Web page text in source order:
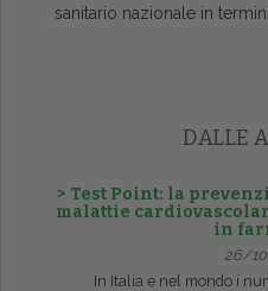
sanitario nazionale in termini
DALLE
> Test Point: la
malattie
in
26/
In Italia e nel mondo i